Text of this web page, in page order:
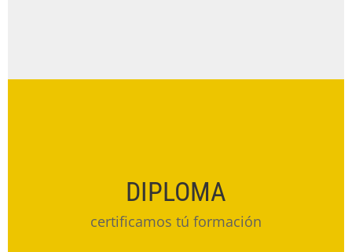
DIPLOMA
certificamos tú formación